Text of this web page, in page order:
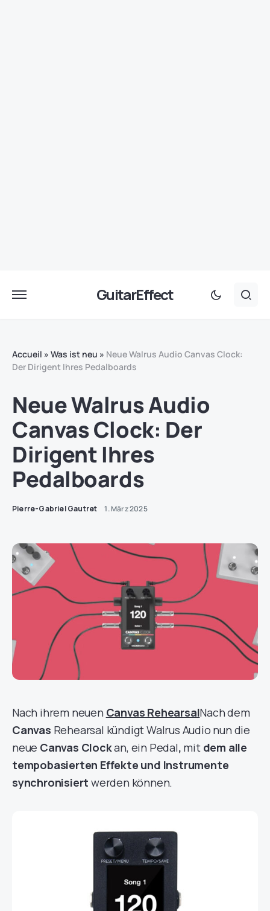
GuitarEffect
Accueil » Was ist neu » Neue Walrus Audio Canvas Clock:
Der Dirigent Ihres Pedalboards
Neue Walrus Audio
Canvas Clock: Der
Dirigent Ihres
Pedalboards
Pierre-Gabriel Gautret 1. März 2025
Nach ihrem neuen Canvas RehearsalNach dem
Canvas Rehearsal kündigt Walrus Audio nun die
neue Canvas Clockan, ein Pedal, mitdem alle
tempobasierten Effekte und Instrumente
synchronisiert werden können.